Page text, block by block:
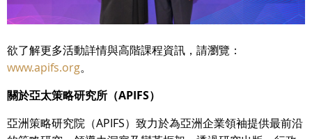
欲了解更多活動詳情與高階課程資訊，請瀏覽：
www.apifs.org。
關於亞太策略研究所（APIFS）
亞洲策略研究院（APIFS）致力於為亞洲企業領袖提供最前沿